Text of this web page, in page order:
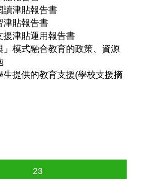
讀津貼報告書
津貼報告書
援津貼運用報告書
」模式融合教育的政策、資源
生提供的教育支援(學校支援摘
23